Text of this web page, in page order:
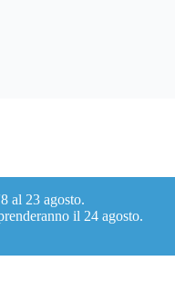
al 23 agosto.
il 24 agosto.